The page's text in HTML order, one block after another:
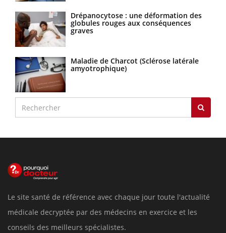
Drépanocytose : une déformation des
globules rouges aux conséquences
graves
Maladie de Charcot (Sclérose latérale
amyotrophique)
Le site santé de référence avec chaque jour toute l'actualité
médicale decryptée par des médecins en exercice et les
conseils des meilleurs spécialistes.